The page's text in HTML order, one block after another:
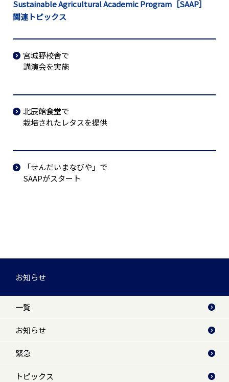
Sustainable Agricultural Academic Program［SAAP］
関連トピックス
宮城野校舎で
講演会を実施
北辰館食堂で
栽培されたレタスを提供
「せんだいまなびや」で
SAAPがスタート
お知らせ
一覧
お知らせ
緊急
トピックス